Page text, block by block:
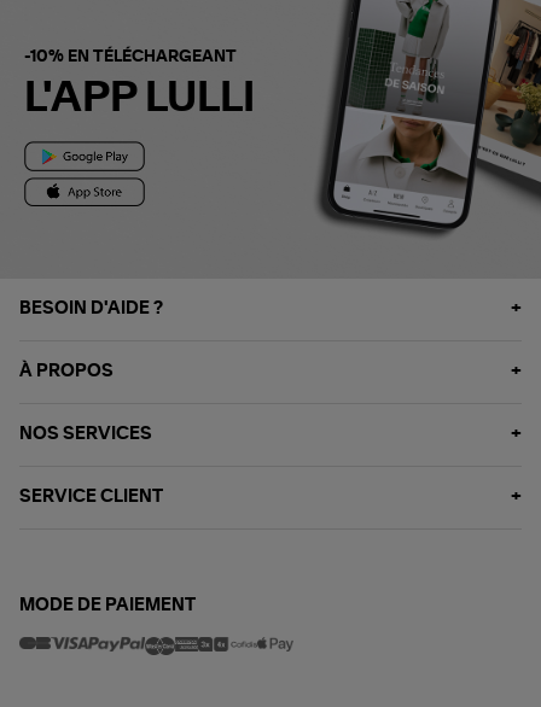
-10% EN TÉLÉCHARGEANT
L'APP LULLI
BESOIN D'AIDE ?
À PROPOS
NOS SERVICES
SERVICE CLIENT
MODE DE PAIEMENT